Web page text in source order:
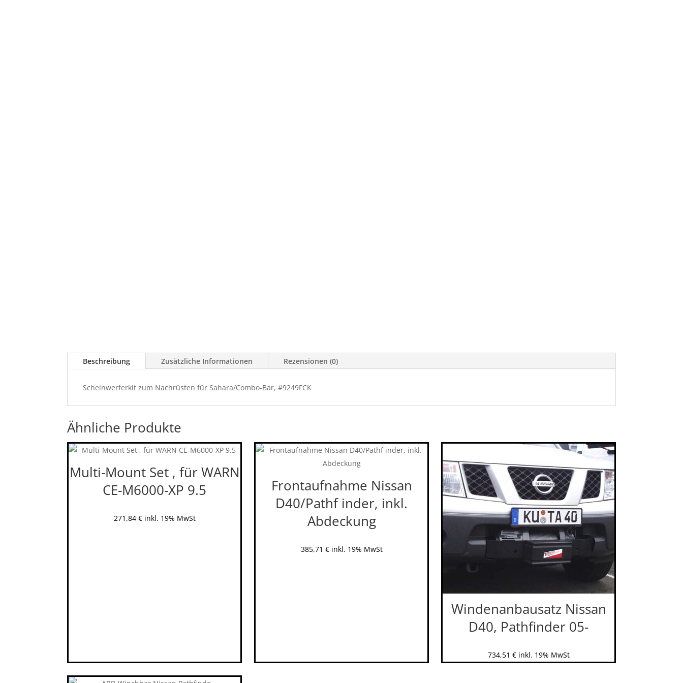
Beschreibung Zusätzliche Informationen Rezensionen (0)
Scheinwerferkit zum Nachrüsten für Sahara/Combo-Bar, #9249FCK
Ähnliche Produkte
Multi-Mount Set , für WARN
CE-M6000-XP 9.5
271,84 € inkl. 19% MwSt
Frontaufnahme Nissan
D40/Pathf inder, inkl.
Abdeckung
385,71 € inkl. 19% MwSt
Windenanbausatz Nissan
D40, Pathfinder 05-
734,51 € inkl. 19% MwSt